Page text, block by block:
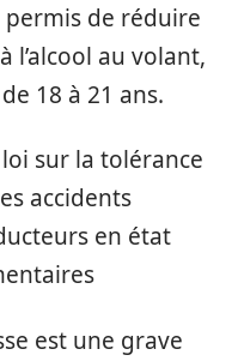
permis de réduire
l’alcool au volant,
18 à 21 ans.
sur la tolérance
accidents
en état
est une grave